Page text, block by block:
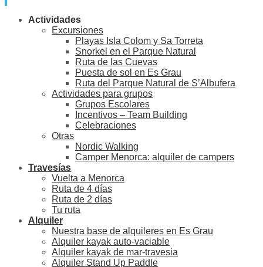
Actividades
Excursiones
Playas Isla Colom y Sa Torreta
Snorkel en el Parque Natural
Ruta de las Cuevas
Puesta de sol en Es Grau
Ruta del Parque Natural de S’Albufera
Actividades para grupos
Grupos Escolares
Incentivos – Team Building
Celebraciones
Otras
Nordic Walking
Camper Menorca: alquiler de campers
Travesías
Vuelta a Menorca
Ruta de 4 días
Ruta de 2 días
Tu ruta
Alquiler
Nuestra base de alquileres en Es Grau
Alquiler kayak auto-vaciable
Alquiler kayak de mar-travesia
Alquiler Stand Up Paddle